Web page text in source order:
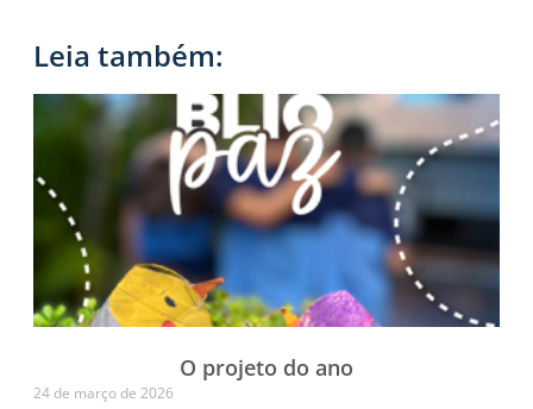
Leia também:
O projeto do ano
24 de março de 2026